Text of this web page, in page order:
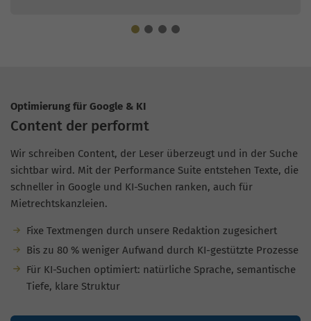
Optimierung für Google & KI
Content der performt
Wir schreiben Content, der Leser überzeugt und in der Suche
sichtbar wird. Mit der Performance Suite entstehen Texte, die
schneller in Google und KI-Suchen ranken, auch für
Mietrechtskanzleien.
Fixe Textmengen durch unsere Redaktion zugesichert
Bis zu 80 % weniger Aufwand durch KI-gestützte Prozesse
Für KI-Suchen optimiert: natürliche Sprache, semantische
Tiefe, klare Struktur